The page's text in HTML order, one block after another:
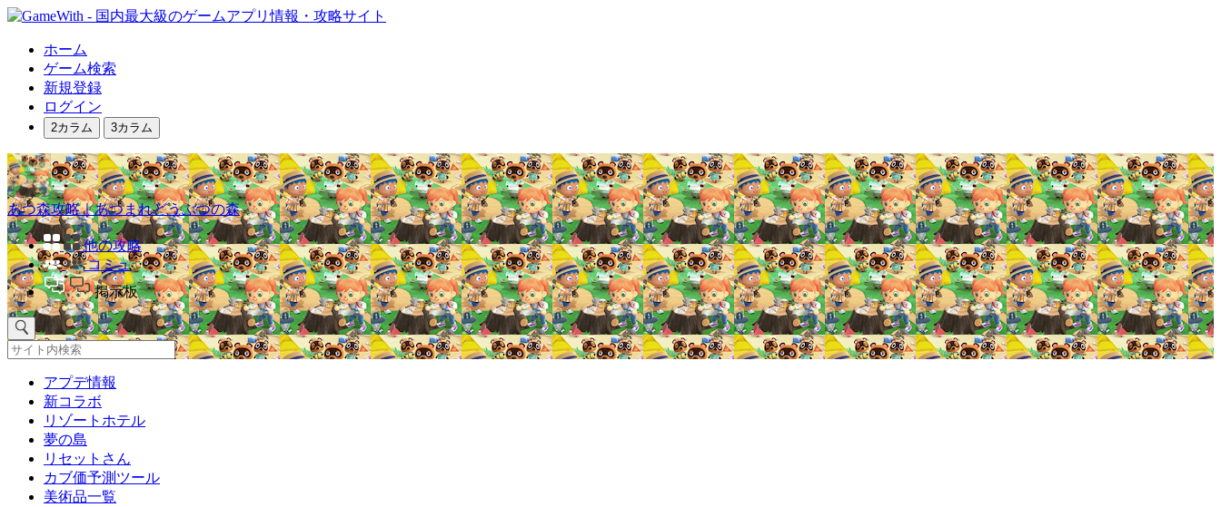
ホーム
ゲーム検索
新規登録
ログイン
2カラム 3カラム
あつ森攻略｜あつまれどうぶつの森
他の攻略
コミュ
掲示板
アプデ情報
新コラボ
リゾートホテル
夢の島
リセットさん
カブ価予測ツール
美術品一覧